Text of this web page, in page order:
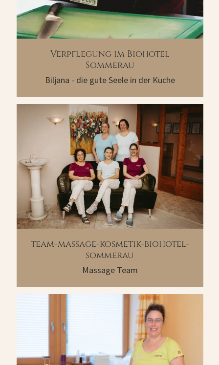
Verpflegung im Biohotel
Sommerau
Biljana - die gute Seele in der Küche
team-massage-kosmetik-biohotel-
sommerau
Massage Team